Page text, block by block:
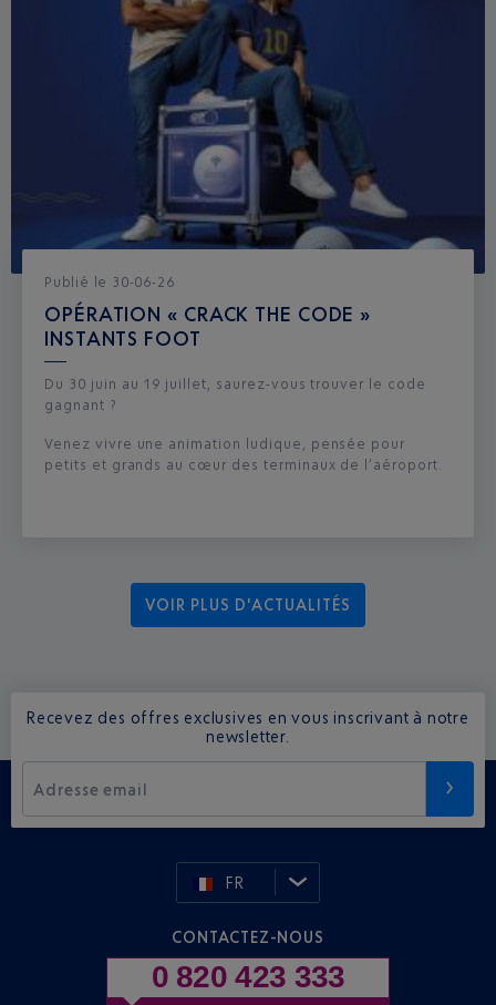
Publié le 30-06-26
OPÉRATION « CRACK THE CODE »
INSTANTS FOOT
Du 30 juin au 19 juillet, saurez-vous trouver le code
gagnant ?
Venez vivre une animation ludique, pensée pour
petits et grands au cœur des terminaux de l’aéroport.
VOIR PLUS D'ACTUALITÉS
Recevez des offres exclusives en vous inscrivant à notre
newsletter.
Adresse email
FR
CONTACTEZ-NOUS
0 820 423 333